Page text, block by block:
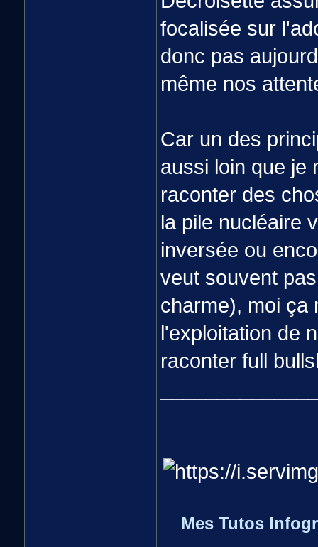
focalisée sur
donc pas
même nos
Car un des
aussi loin que je
raconter des
la pile nucléaire
inversée ou
veut souvent
charme), moi ça
l'exploitation de
raconter full
Mes Tutos